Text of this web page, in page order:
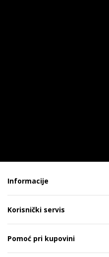
Informacije
Korisnički servis
Pomoć pri kupovini